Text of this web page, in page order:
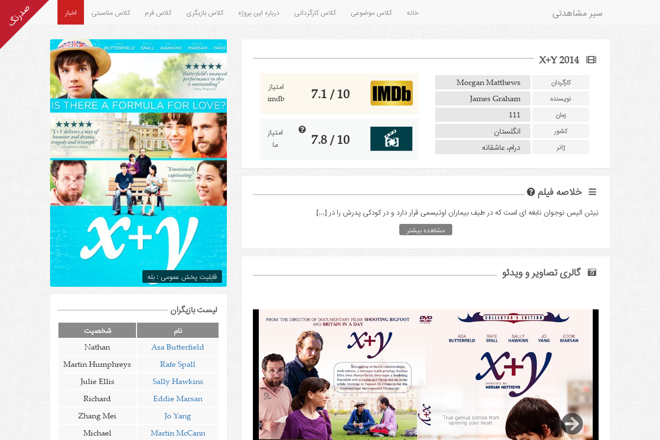
سیر مشاهدتی خانه کلاس موضوعی کلاس کارگردانی درباره این پروژه کلاس بازیگری کلاس فرم کلاس مناسبتی اخبار
X+Y 2014
کارگردان Morgan Matthews
نویسنده James Graham
زمان 111
کشور انگلستان
ژانر درام، عاشقانه
10 / 7.1
امتیاز
imdb
10 / 7.8
امتیاز
ما
خلاصه فیلم
نِیثن الیس نوجوان نابغه ای است که در طیف بیماران اوتیسمی قرار دارد و در کودکی پدرش را در [...]
مشاهده بیشتر
گالری تصاویر و ویدئو قابلیت پخش عمومی : بله
لیست بازیگران
نام شخصیت
Asa Butterfield
Nathan
Rafe Spall
Martin Humphreys
Sally Hawkins
Julie Ellis
Eddie Marsan
Richard
Jo Yang
Zhang Mei
Martin McCann
Michael